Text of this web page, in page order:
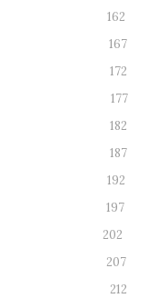
162
167
172
177
182
187
192
197
202
207
212